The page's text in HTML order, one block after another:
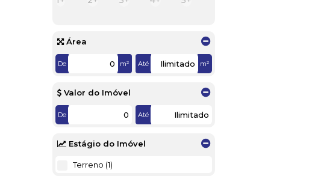
Área
De m² Até m²
Valor do Imóvel
De Até
Estágio do Imóvel
Terreno (1)